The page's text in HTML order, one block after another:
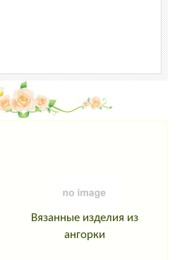
Вязанные изделия из
ангорки